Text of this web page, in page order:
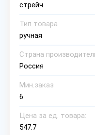
стрейч
Тип товара
ручная
Страна
Россия
Мин.заказ
6
Цена за ед. товара:
547.7